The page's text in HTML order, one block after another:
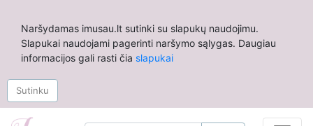
Naršydamas imusau.lt sutinki su slapukų naudojimu.
Slapukai naudojami pagerinti naršymo sąlygas. Daugiau
informacijos gali rasti čia slapukai
Sutinku